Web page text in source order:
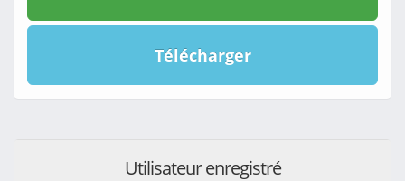
Télécharger
Utilisateur enregistré